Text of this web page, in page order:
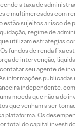
a taxa de
e multimercados com
estão sujeitos a risco de
regime de
utilizam estratégias
fundos de renda fixa
de intervenção,
seu agente de
informações
independente,
moeda que não a do
que venham a ser
plataforma. Os
total do capital